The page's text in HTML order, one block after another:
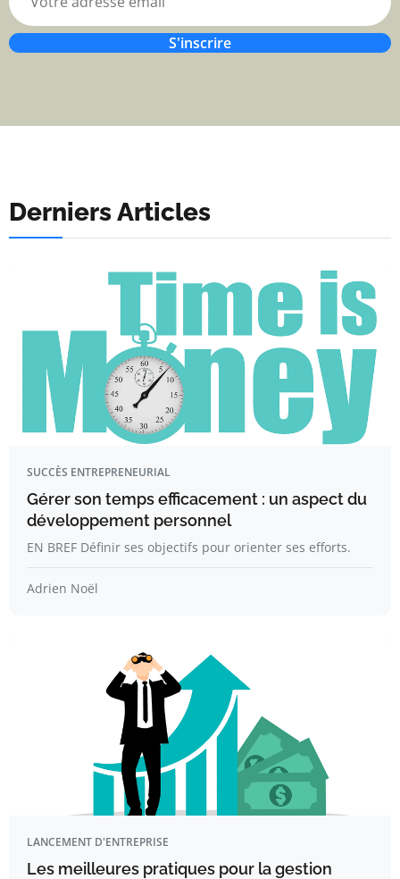
S'inscrire
Derniers Articles
SUCCÈS ENTREPRENEURIAL
Gérer son temps efficacement : un aspect du
développement personnel
EN BREF Définir ses objectifs pour orienter ses efforts.
Adrien Noël
LANCEMENT D'ENTREPRISE
Les meilleures pratiques pour la gestion